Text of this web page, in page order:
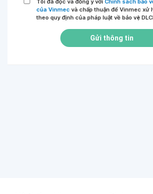
Tôi đã đọc và đồng ý với Chính sách bảo
của Vinmec và chấp thuận để Vinmec xử
theo quy định của pháp luật về bảo vệ
Gửi thông tin